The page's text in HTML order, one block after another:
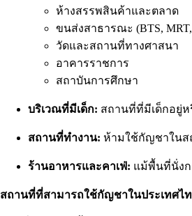
ห้างสรรพสินค้าและตลาด
ขนส่งสาธารณะ (BTS,
วัดและสถานที่ทางศาสนา
อาคารราชการ
สถาบันการศึกษา
บริเวณที่มีเด็ก: สถานที่ที่มีเด็กอยู่
สถานที่ทำงาน: ห้ามใช้กัญชาในส
ร้านอาหารและคาเฟ่: แม้พื้นที่นั่งก
สถานที่ที่สามารถใช้กัญชาในประเทศไ